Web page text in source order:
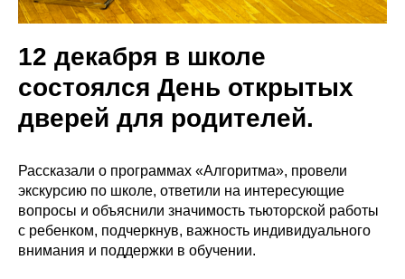
12 декабря в школе
состоялся День открытых
дверей для родителей.
Рассказали о программах «Алгоритма», провели
экскурсию по школе, ответили на интересующие
вопросы и объяснили значимость тьюторской работы
с ребенком, подчеркнув, важность индивидуального
внимания и поддержки в обучении.